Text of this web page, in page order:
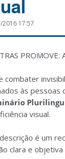
2016 17:57
combater
às pessoas
visual.
é um
clara e